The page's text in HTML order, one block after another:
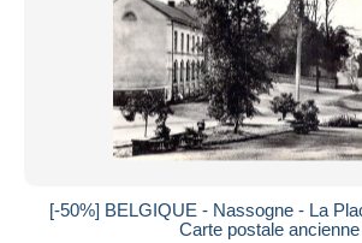
[-50%] BELGIQUE - Nassogne - La
Carte postale ancienne